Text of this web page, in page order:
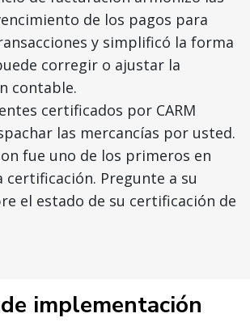
de los pagos para
y simplificó la forma
corregir o ajustar la
contable.
certificados por CARM
las mercancías por usted.
fue uno de los primeros en
certificación. Pregunte a su
el estado de su certificación de
implementación